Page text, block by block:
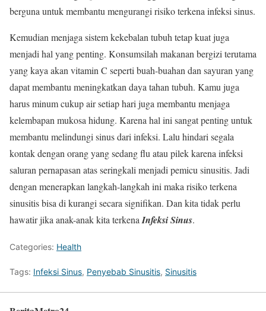
berguna untuk membantu mengurangi risiko terkena infeksi sinus.
Kemudian menjaga sistem kekebalan tubuh tetap kuat juga
menjadi hal yang penting. Konsumsilah makanan bergizi terutama
yang kaya akan vitamin C seperti buah-buahan dan sayuran yang
dapat membantu meningkatkan daya tahan tubuh. Kamu juga
harus minum cukup air setiap hari juga membantu menjaga
kelembapan mukosa hidung. Karena hal ini sangat penting untuk
membantu melindungi sinus dari infeksi. Lalu hindari segala
kontak dengan orang yang sedang flu atau pilek karena infeksi
saluran pernapasan atas seringkali menjadi pemicu sinusitis. Jadi
dengan menerapkan langkah-langkah ini maka risiko terkena
sinusitis bisa di kurangi secara signifikan. Dan kita tidak perlu
hawatir jika anak-anak kita terkena Infeksi Sinus.
Categories: Health
Tags: Infeksi Sinus, Penyebab Sinusitis, Sinusitis